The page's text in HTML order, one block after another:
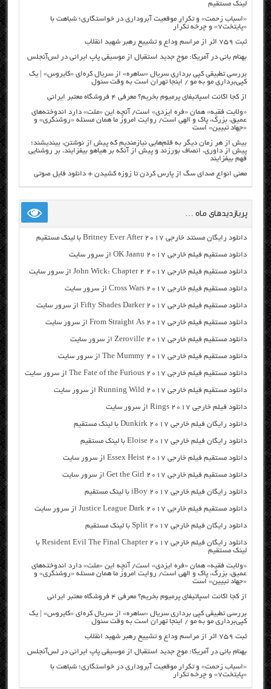
لینک مستقیم
«اسباب زحمت» و تکرار موقعیت آبروداری در خواستگاری؛ شباهت با
«پایتخت۷» و چرخه تکرار
ثبت ۷۵۹ اثر از مراسم وداع و تشییع رهبر شهید انقلاب
بهنام بانی در آمریکا: موج جدید استقبال از موسیقی پاپ ایرانی در لس‌آنجلس
بررسی تطبیقی کپی برداری سریال «ساهره» از سریال کره‌ای «کایروس» | یک
کپی‌برداری مو به مو / اینجا تهران است به وقت سئول
از کجا اکانت اسپاتیفای پرمیوم بخریم؟ معرفی ۴ فروشگاه معتبر ایرانی
«ولایت فقیه» همان «فره ایزدی» است/ آنچه این «ملت» دارد اندوخته‌های
عمیق، بزرگ، پاک و الهی است/ روایت امروز ما همان مسئله «روشنگری» و
«جهاد تبیین» است
بیش از هر زمان دیگر به قلم‌هایی نیازمندیم که پیش از نوشتن، بیندیشند؛
پیش از داوری، انصاف بورزند و پیش از آنکه بر هیاهو بیفزایند، بر روشنایی
فهم بیفزایند
معنی انواع صدای سگ از پارس کردن تا زوزه کشیدن + دانلود فایل صوتی
پربازدیدهای ماه …
دانلود رایگان مسنتد خارجی Britney Ever After 2017 با لینک مستقیم
دانلود مستقیم فیلم خارجی OK Jaanu 2017 از سرور سایت
دانلود مستقیم فیلم خارجی John Wick: Chapter 2 2017 از سرور سایت
دانلود مستقیم فیلم خارجی Cross Wars 2017 از سرور سایت
دانلود مستقیم فیلم خارجی Fifty Shades Darker 2017 از سرور سایت
دانلود مستقیم فیلم خارجی From Straight As 2017 از سرور سایت
دانلود مستقیم فیلم خارجی Zeroville 2017 از سرور سایت
دانلود مستقیم فیلم خارجی The Mummy 2017 از سرور سایت
دانلود مستقیم فیلم خارجی The Fate of the Furious 2017 از سرور سایت
دانلود مستقیم فیلم خارجی Running Wild 2017 از سرور سایت
دانلود فیلم خارجی Rings 2017 از سرور سایت
دانلود رایگان فیلم خارجی Dunkirk 2017 با لینک مستقیم
دانلود رایگان فیلم خارجی Eloise 2017 با لینک مستقیم
دانلود مستقیم فیلم خارجی Essex Heist 2017 از سرور سایت
دانلود مستقیم فیلم خارجی Get the Girl 2017 از سرور سایت
دانلود رایگان فیلم خارجی iBoy 2017 با لینک مستقیم
دانلود مستقیم فیلم خارجی Justice League Dark 2017 از سرور سایت
دانلود رایگان فیلم خارجی Split 2017 با لینک مستقیم
دانلود رایگان فیلم خارجی Resident Evil The Final Chapter 2017 با
لینک مستقیم
«ولایت فقیه» همان «فره ایزدی» است/ آنچه این «ملت» دارد اندوخته‌های
عمیق، بزرگ، پاک و الهی است/ روایت امروز ما همان مسئله «روشنگری» و
«جهاد تبیین» است
از کجا اکانت اسپاتیفای پرمیوم بخریم؟ معرفی ۴ فروشگاه معتبر ایرانی
بررسی تطبیقی کپی برداری سریال «ساهره» از سریال کره‌ای «کایروس» | یک
کپی‌برداری مو به مو / اینجا تهران است به وقت سئول
ثبت ۷۵۹ اثر از مراسم وداع و تشییع رهبر شهید انقلاب
بهنام بانی در آمریکا: موج جدید استقبال از موسیقی پاپ ایرانی در لس‌آنجلس
«اسباب زحمت» و تکرار موقعیت آبروداری در خواستگاری؛ شباهت با
«پایتخت۷» و چرخه تکرار